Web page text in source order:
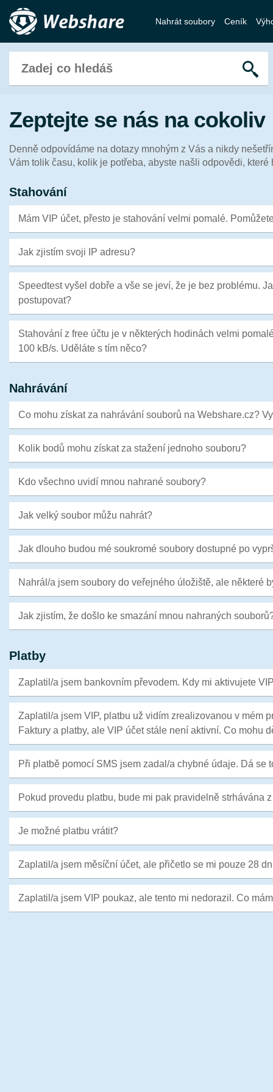
Nahrát soubory Ceník
Zeptejte se nás na cokoliv
Denně odpovídáme na dotazy mnohým z Vás a nikdy
Vám tolik času, kolik je potřeba, abyste našli odpovědi, které
Stahování
Mám VIP účet, přesto je stahování velmi pomalé.
Jak zjistím svoji IP adresu?
Speedtest vyšel dobře a vše se jeví, že je bez problému.
postupovat?
Stahování z free účtu je v některých hodinách velmi
100 kB/s. Uděláte s tím něco?
Nahrávání
Co mohu získat za nahrávání souborů na Webshare.cz?
Kolik bodů mohu získat za stažení jednoho souboru?
Kdo všechno uvidí mnou nahrané soubory?
Jak velký soubor můžu nahrát?
Jak dlouho budou mé soukromé soubory dostupné po
Nahrál/a jsem soubory do veřejného úložiště, ale některé
Jak zjistím, že došlo ke smazání mnou nahraných
Platby
Zaplatil/a jsem bankovním převodem. Kdy mi aktivujete
Zaplatil/a jsem VIP, platbu už vidím zrealizovanou v mém
Faktury a platby, ale VIP účet stále není aktivní. Co mohu
Při platbě pomocí SMS jsem zadal/a chybné údaje. Dá se
Pokud provedu platbu, bude mi pak pravidelně strhávána
Je možné platbu vrátit?
Zaplatil/a jsem měsíční účet, ale přičetlo se mi pouze 28
Zaplatil/a jsem VIP poukaz, ale tento mi nedorazil. Co